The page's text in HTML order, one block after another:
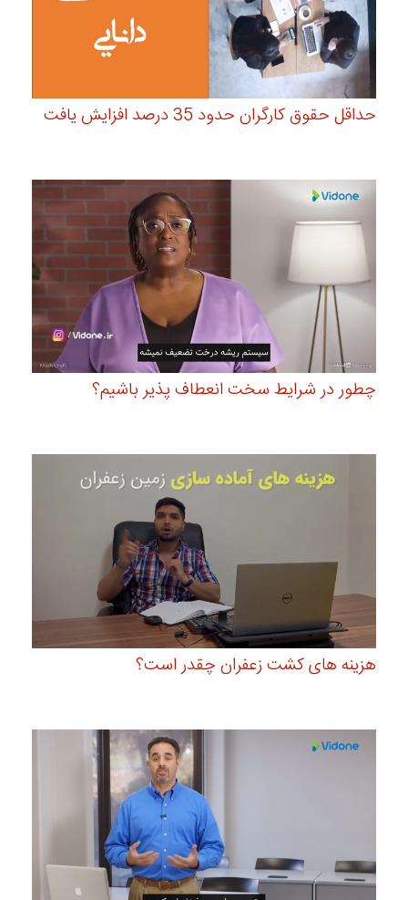
حداقل حقوق کارگران حدود 35 درصد افزایش یافت
چطور در شرایط سخت انعطاف پذیر باشیم؟
هزینه های کشت زعفران چقدر است؟